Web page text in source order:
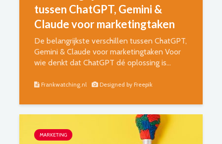
tussen ChatGPT, Gemini &
Claude voor marketingtaken
De belangrijkste verschillen tussen ChatGPT,
Gemini & Claude voor marketingtaken Voor
wie denkt dat ChatGPT dé oplossing is...
Frankwatching.nl Designed by Freepik
MARKETING